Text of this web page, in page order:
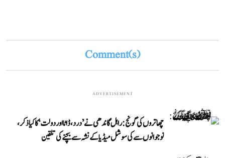
Comment(s)
ADVERTISEMENT
چھاتروں کی گونج: راہل گاندھی نے ’درد، ڈاٹا اور دولت‘ کا کیا ذکر،
نوجوانوں سے کی سوشل میڈیا کے نشہ سے بچنے کی تلقین